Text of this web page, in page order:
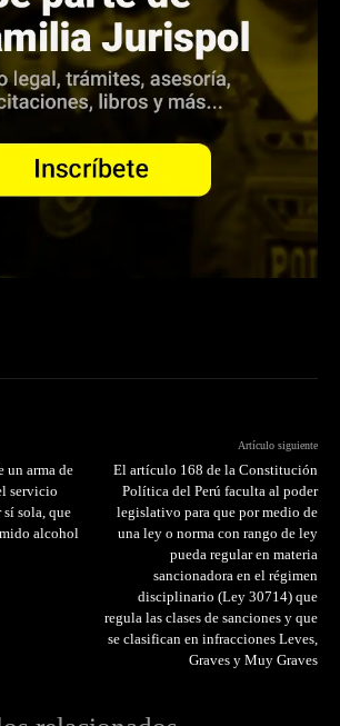
un arma de
servicio
sola, que
alcohol
Artículo siguiente
El artículo 168 de la Constitución
Política del Perú faculta al poder
legislativo para que por medio de
una ley o norma con rango de ley
pueda regular en materia
sancionadora en el régimen
disciplinario (Ley 30714) que
regula las clases de sanciones y que
se clasifican en infracciones Leves,
Graves y Muy Graves